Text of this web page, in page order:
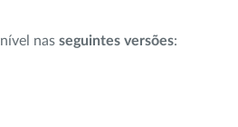
nas seguintes versões: